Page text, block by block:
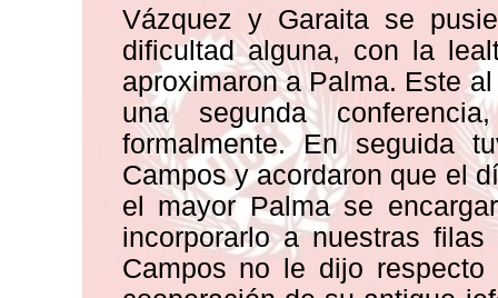
Vázquez y Garaita se
dificultad alguna, con la
aproximaron a Palma. Este
una segunda
formalmente. En seguida
Campos y acordaron que el
el mayor Palma se
incorporarlo a nuestras
Campos no le dijo